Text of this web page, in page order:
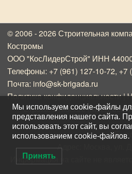
© 2006 - 2026 Строительная
Костромы
ООО "КосЛидерСтрой" ИНН
Телефоны: +7 (961) 127-10-72, +7
Почта: info@sk-brigada.ru
Политика конфиденциальности|
Строим в Москве
Адрес: Москва, ул.
Информация на сайте не
Мы используем cookie-файлы
представления нашего сайта.
использовать этот сайт, вы
использованием cookie-файлов.
Принять